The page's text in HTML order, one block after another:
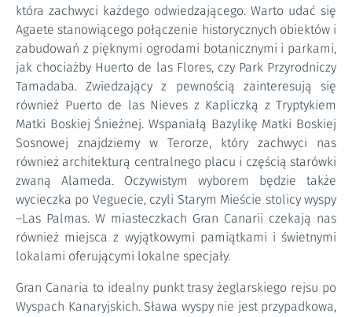
która zachwyci każdego odwiedzającego. Warto udać się
Agaete stanowiącego połączenie historycznych obiektów i
zabudowań z pięknymi ogrodami botanicznymi i parkami,
jak chociażby Huerto de las Flores, czy Park Przyrodniczy
Tamadaba. Zwiedzający z pewnością zainteresują się
również Puerto de las Nieves z Kapliczką z Tryptykiem
Matki Boskiej Śnieżnej. Wspaniałą Bazylikę Matki Boskiej
Sosnowej znajdziemy w Terorze, który zachwyci nas
również architekturą centralnego placu i częścią starówki
zwaną Alameda. Oczywistym wyborem będzie także
wycieczka po Veguecie, czyli Starym Mieście stolicy wyspy
–Las Palmas. W miasteczkach Gran Canarii czekają nas
również miejsca z wyjątkowymi pamiątkami i świetnymi
lokalami oferującymi lokalne specjały.
Gran Canaria to idealny punkt trasy żeglarskiego rejsu po
Wyspach Kanaryjskich. Sława wyspy nie jest przypadkowa,